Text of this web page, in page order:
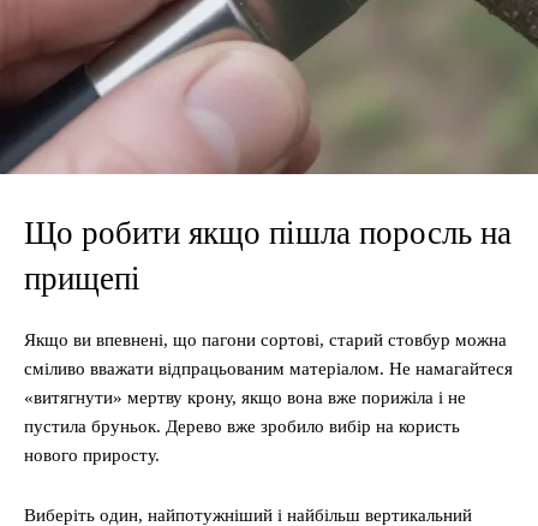
Що робити якщо пішла поросль на
прищепі
Якщо ви впевнені, що пагони сортові, старий стовбур можна
сміливо вважати відпрацьованим матеріалом. Не намагайтеся
«витягнути» мертву крону, якщо вона вже порижіла і не
пустила бруньок. Дерево вже зробило вибір на користь
нового приросту.
Виберіть один, найпотужніший і найбільш вертикальний